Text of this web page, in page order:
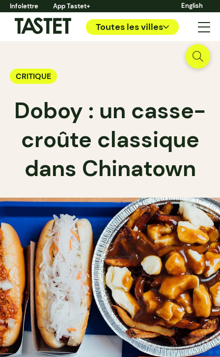
Infolettre App Tastet+ English
Toutes les villes
CRITIQUE
Doboy : un casse-
croûte classique
dans Chinatown